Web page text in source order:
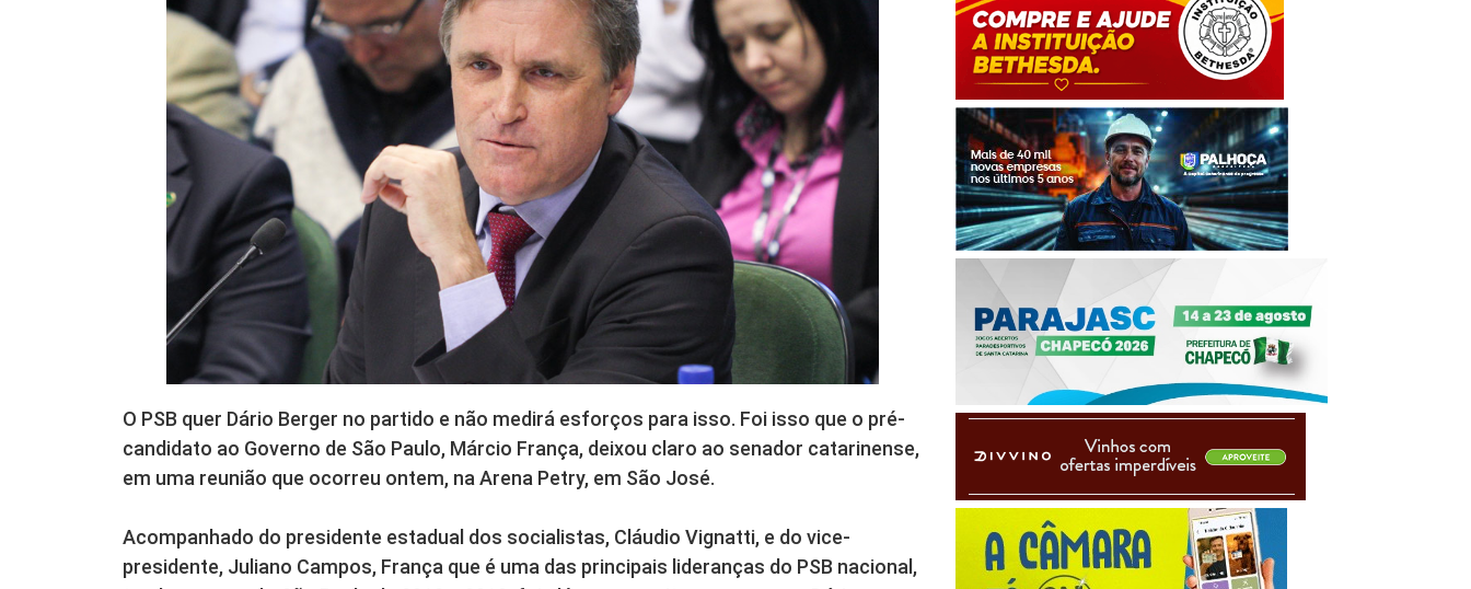
O PSB quer Dário Berger no partido e não medirá esforços para isso. Foi isso que o pré-
candidato ao Governo de São Paulo, Márcio França, deixou claro ao senador catarinense,
em uma reunião que ocorreu ontem, na Arena Petry, em São José.
Acompanhado do presidente estadual dos socialistas, Cláudio Vignatti, e do vice-
presidente, Juliano Campos, França que é uma das principais lideranças do PSB nacional,